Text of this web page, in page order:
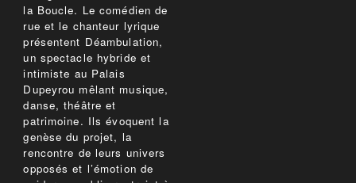
la Boucle. Le comédien de
rue et le chanteur lyrique
présentent Déambulation,
un spectacle hybride et
intimiste au Palais
Dupeyrou mêlant musique,
danse, théâtre et
patrimoine. Ils évoquent la
genèse du projet, la
rencontre de leurs univers
opposés et l’émotion de